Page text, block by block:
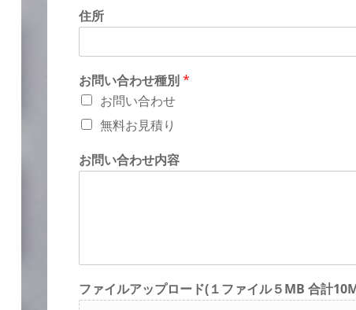
住所
お問い合わせ種別*
お問い合わせ
無料お見積り
お問い合わせ内容
ファイルアップロード(１ファイル５MB 合計